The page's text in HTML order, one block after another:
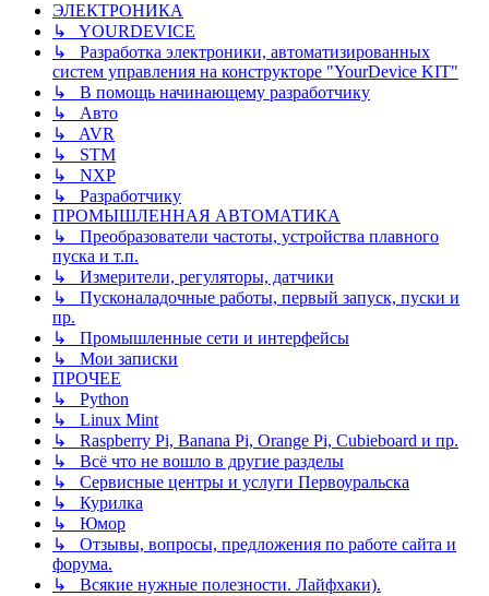
ЭЛЕКТРОНИКА
↳ YOURDEVICE
↳ Разработка электроники, автоматизированных
систем управления на конструкторе "YourDevice KIT"
↳ В помощь начинающему разработчику
↳ Авто
↳ AVR
↳ STM
↳ NXP
↳ Разработчику
ПРОМЫШЛЕННАЯ АВТОМАТИКА
↳ Преобразователи частоты, устройства плавного
пуска и т.п.
↳ Измерители, регуляторы, датчики
↳ Пусконаладочные работы, первый запуск, пуски и
пр.
↳ Промышленные сети и интерфейсы
↳ Мои записки
ПРОЧЕЕ
↳ Python
↳ Linux Mint
↳ Raspberry Pi, Banana Pi, Orange Pi, Cubieboard и пр.
↳ Всё что не вошло в другие разделы
↳ Сервисные центры и услуги Первоуральска
↳ Курилка
↳ Юмор
↳ Отзывы, вопросы, предложения по работе сайта и
форума.
↳ Всякие нужные полезности. Лайфхаки).